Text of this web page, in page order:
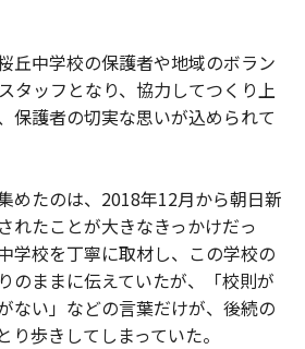
丘中学校の保護者や地域のボラン
タッフとなり、協力してつくり上
保護者の切実な思いが込められて
めたのは、2018年12月から朝日新
れたことが大きなきっかけだっ
学校を丁寧に取材し、この学校の
のままに伝えていたが、「校則が
ない」などの言葉だけが、後続の
り歩きしてしまっていた。